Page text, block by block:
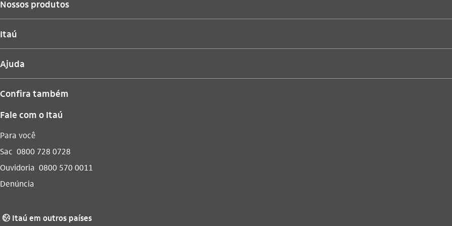
Nossos produtos
Itaú
Ajuda
Confira também
Fale com o Itaú
Para você
Sac 0800 728 0728
Ouvidoria 0800 570 0011
Denúncia
globo_outline Itaú em outros países